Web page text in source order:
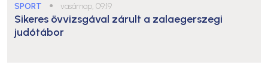
SPORT ● vasárnap, 09:19
Sikeres övvizsgával zárult a zalaegerszegi
judótábor